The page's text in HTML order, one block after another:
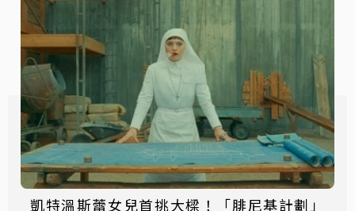
凱特溫斯蕾女兒首挑大樑！「腓尼基計劃」